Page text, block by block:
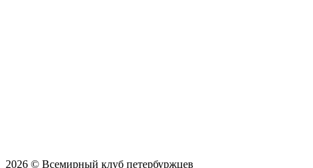
2026 © Всемирный клуб петербуржцев